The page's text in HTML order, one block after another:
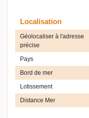
Localisation
Géolocaliser à l'adresse
précise
Pays
Bord de mer
Lotissement
Distance Mer